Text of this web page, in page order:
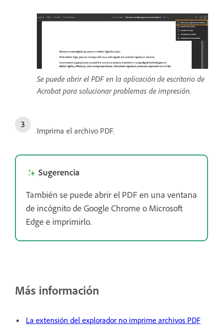
Se puede abrir el PDF en la aplicación de escritorio de
Acrobat para solucionar problemas de impresión.
Imprima el archivo PDF.
Sugerencia
También se puede abrir el PDF en una ventana
de incógnito de Google Chrome o Microsoft
Edge e imprimirlo.
Más información
La extensión del explorador no imprime archivos PDF